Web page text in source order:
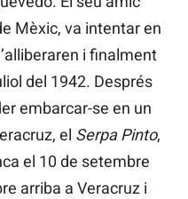
Mèxic, va intentar en
i finalment
del 1942. Després
embarcar-se en un
el Serpa Pinto,
el 10 de setembre
arriba a Veracruz i